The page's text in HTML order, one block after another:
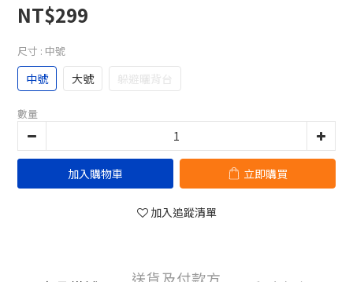
NT$299
尺寸 : 中號
中號 大號 躲避曬背台
數量
加入購物車 立即購買
加入追蹤清單